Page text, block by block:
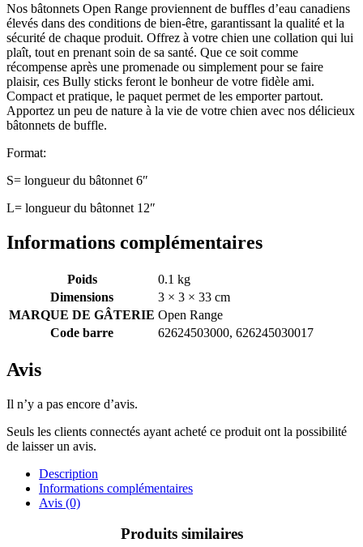
Nos bâtonnets Open Range proviennent de buffles d’eau canadiens
élevés dans des conditions de bien-être, garantissant la qualité et la
sécurité de chaque produit. Offrez à votre chien une collation qui lui
plaît, tout en prenant soin de sa santé. Que ce soit comme
récompense après une promenade ou simplement pour se faire
plaisir, ces Bully sticks feront le bonheur de votre fidèle ami.
Compact et pratique, le paquet permet de les emporter partout.
Apportez un peu de nature à la vie de votre chien avec nos délicieux
bâtonnets de buffle.
Format:
S= longueur du bâtonnet 6″
L= longueur du bâtonnet 12″
Informations complémentaires
Poids
0.1 kg
Dimensions
3 × 3 × 33 cm
MARQUE DE GÂTERIE Open Range
Code barre
62624503000, 626245030017
Avis
Il n’y a pas encore d’avis.
Seuls les clients connectés ayant acheté ce produit ont la possibilité
de laisser un avis.
Description
Informations complémentaires
Avis (0)
Produits similaires